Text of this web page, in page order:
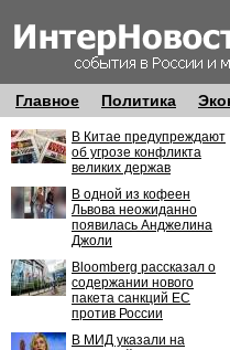
Главное Политика
В Китае предупреждают
об угрозе конфликта
великих держав
В одной из кофеен
Львова неожиданно
появилась Анджелина
Джоли
Bloomberg рассказал о
содержании нового
пакета санкций ЕС
против России
В МИД указали на